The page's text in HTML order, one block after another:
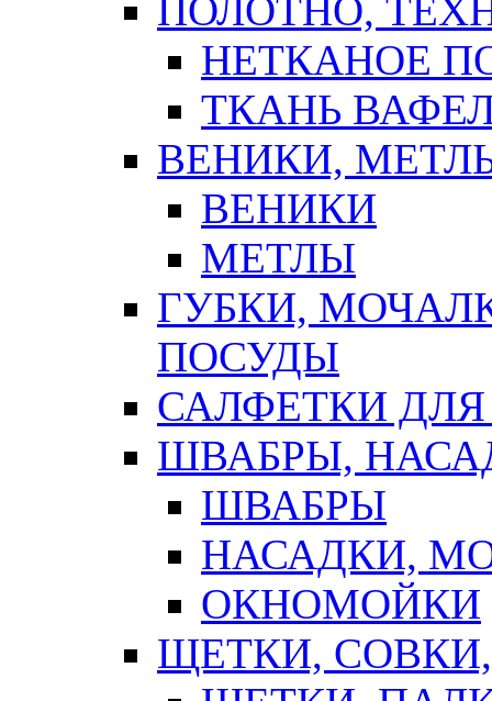
ПОЛОТНО,
НЕТКАНОЕ
ТКАНЬ
ВЕНИКИ,
ВЕНИКИ
МЕТЛЫ
ГУБКИ,
ПОСУДЫ
САЛФЕТКИ
ШВАБРЫ,
ШВАБРЫ
НАСАДКИ,
ОКНОМОЙКИ
ЩЕТКИ,